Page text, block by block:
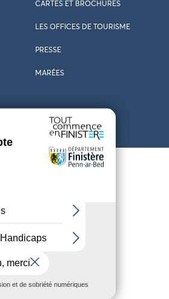
CARTES ET BROCHURES
LES OFFICES DE TOURISME
PRESSE
MARÉES